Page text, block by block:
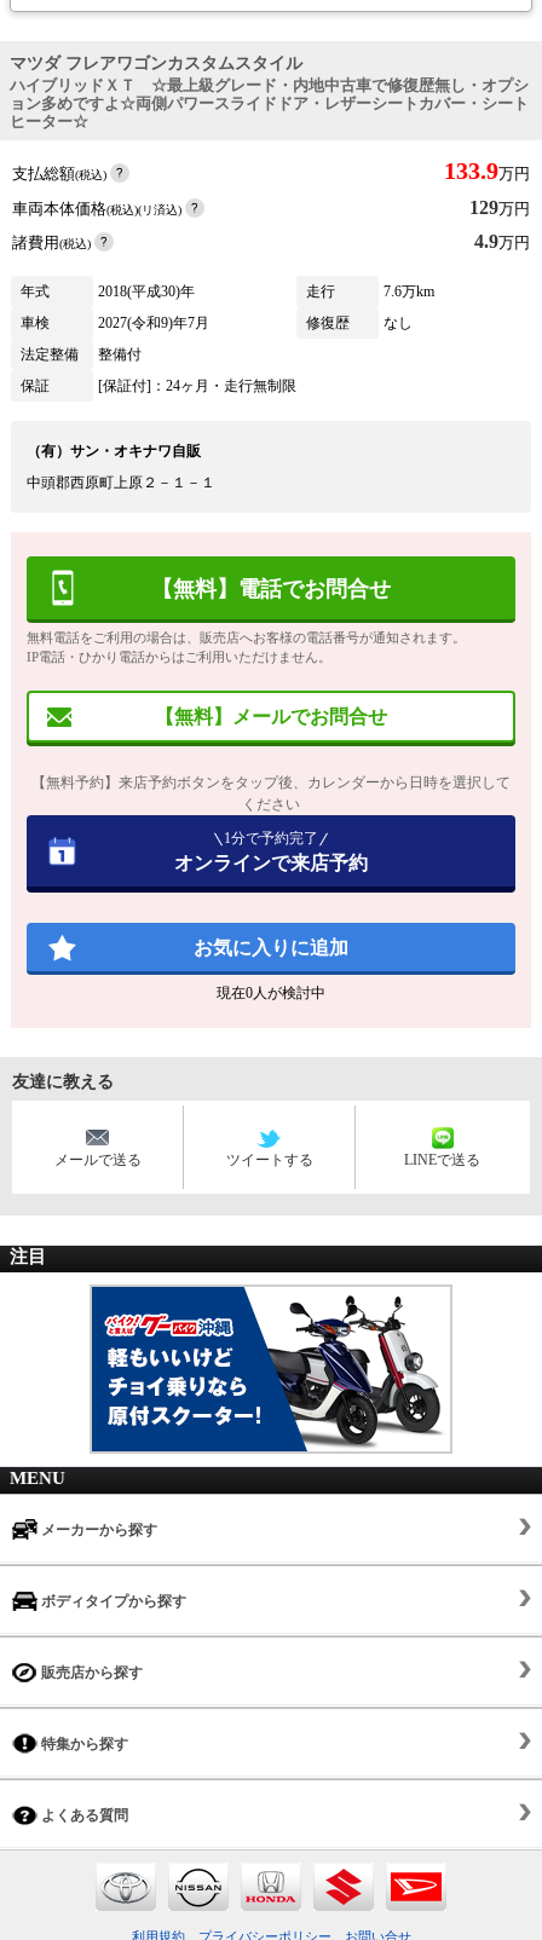
マツダ フレアワゴンカスタムスタイル
ハイブリッドＸＴ ☆最上級グレード・内地中古車で修復歴無し・オプシ
ョン多めですよ☆両側パワースライドドア・レザーシートカバー・シート
ヒーター☆
支払総額(税込) 133.9万円
車両本体価格(税込)(リ済込) 129万円
諸費用(税込) 4.9万円
年式 2018(平成30)年 走行
7.6万km
車検
2027(令和9)年7月 修復歴
なし
法定整備
整備付
保証
[保証付]：24ヶ月・走行無制限
（有）サン・オキナワ自販
中頭郡西原町上原２－１－１
【無料】電話でお問合せ
無料電話をご利用の場合は、販売店へお客様の電話番号が通知されます。
IP電話・ひかり電話からはご利用いただけません。
【無料】メールでお問合せ
【無料予約】来店予約ボタンをタップ後、カレンダーから日時を選択して
ください
1分で予約完了
オンラインで来店予約
お気に入りに追加
現在0人が検討中
友達に教える
メールで送る ツイートする LINEで送る
注目
MENU
メーカーから探す
ボディタイプから探す
販売店から探す
特集から探す
よくある質問
利用規約 プライバシーポリシー お問い合せ